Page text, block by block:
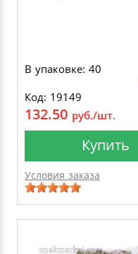
В упаковке: 40
Код: 19149
132.50 руб./шт.
Купить
Условия заказа